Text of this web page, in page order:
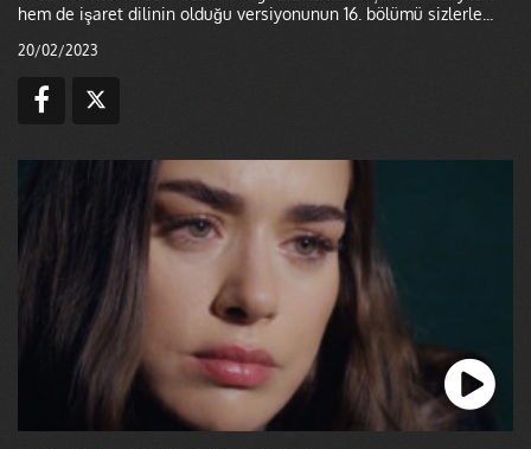
hem de işaret dilinin olduğu versiyonunun 16. bölümü sizlerle...
20/02/2023